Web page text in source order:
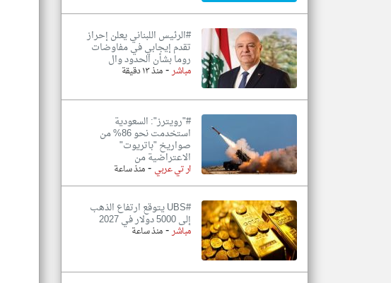
#الرئيس اللبناني يعلن إحراز
تقدم إيجابي في مفاوضات
روما بشأن الحدود وال
مباشر-منذ ١٣ دقيقة
#"رويترز": السعودية
استخدمت نحو 86% من
صواريخ "باتريوت"
الاعتراضية من
ار تي عربي-منذ ساعة
#UBS يتوقع ارتفاع الذهب
إلى 5000 دولار في 2027
مباشر-منذ ساعة